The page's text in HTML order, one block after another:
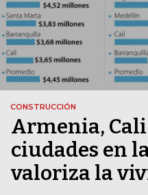
CONSTRUCCIÓN
Armenia,
ciudades en
valoriza la